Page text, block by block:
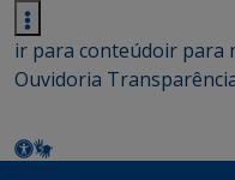
ir para conteúdoir para
Ouvidoria